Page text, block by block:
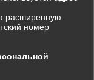
расширенную
номер